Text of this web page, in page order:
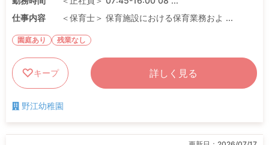
仕事内容
＜保育士＞ 保育施設における保育業務およ ...
園庭あり 残業なし
キープ 詳しく見る
野江幼稚園